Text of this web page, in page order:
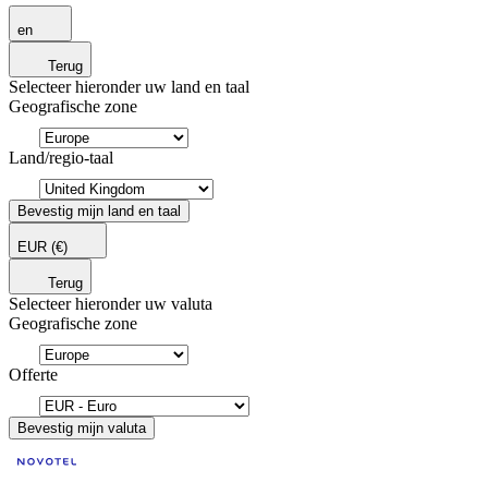
en
Terug
Selecteer hieronder uw land en taal
Geografische zone
Land/regio-taal
Bevestig mijn land en taal
EUR (€)
Terug
Selecteer hieronder uw valuta
Geografische zone
Offerte
Bevestig mijn valuta